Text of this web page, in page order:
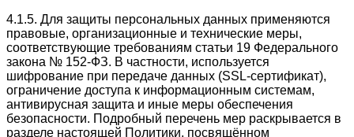
4.1.5. Для защиты персональных данных применяются
правовые, организационные и технические меры,
соответствующие требованиям статьи 19 Федерального
закона № 152-ФЗ. В частности, используется
шифрование при передаче данных (SSL-сертификат),
ограничение доступа к информационным системам,
антивирусная защита и иные меры обеспечения
безопасности. Подробный перечень мер раскрывается в
разделе настоящей Политики, посвящённом